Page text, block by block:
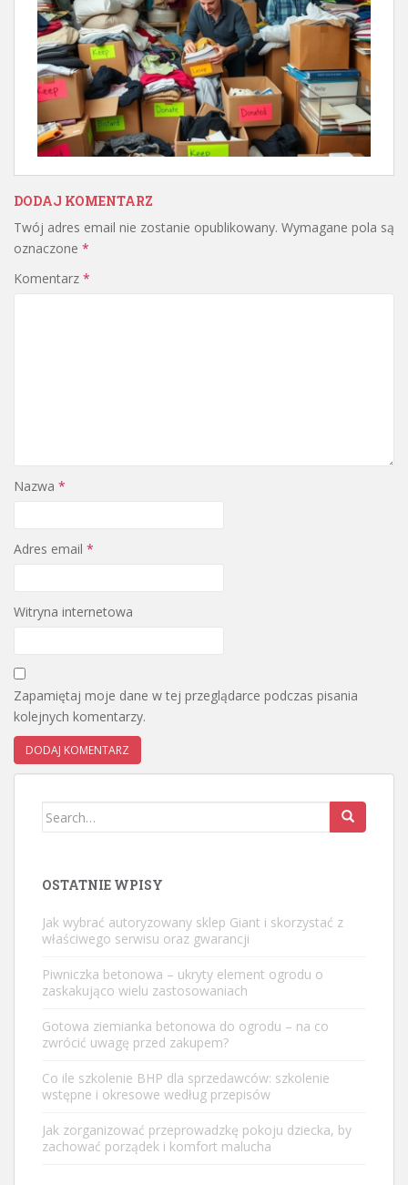
DODAJ KOMENTARZ
Twój adres email nie zostanie opublikowany. Wymagane pola są
oznaczone *
Komentarz *
Nazwa *
Adres email *
Witryna internetowa
Zapamiętaj moje dane w tej przeglądarce podczas pisania
kolejnych komentarzy.
Search
OSTATNIE WPISY
Jak wybrać autoryzowany sklep Giant i skorzystać z
właściwego serwisu oraz gwarancji
Piwniczka betonowa – ukryty element ogrodu o
zaskakująco wielu zastosowaniach
Gotowa ziemianka betonowa do ogrodu – na co
zwrócić uwagę przed zakupem?
Co ile szkolenie BHP dla sprzedawców: szkolenie
wstępne i okresowe według przepisów
Jak zorganizować przeprowadzkę pokoju dziecka, by
zachować porządek i komfort malucha